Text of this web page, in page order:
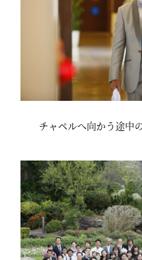
チャペルへ向かう途中